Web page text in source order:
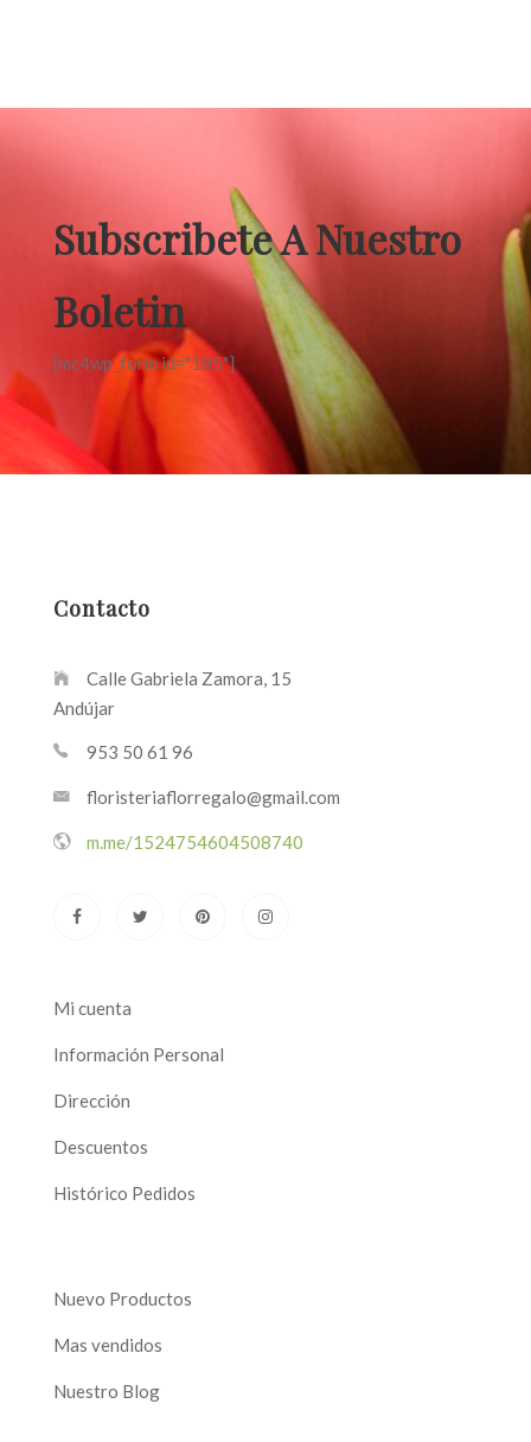
Subscribete A Nuestro
Boletin
[mc4wp_form id="185"]
Contacto
Calle Gabriela Zamora, 15
Andújar
953 50 61 96
floristeriaflorregalo@gmail.com
m.me/1524754604508740
Mi cuenta
Información Personal
Dirección
Descuentos
Histórico Pedidos
Nuevo Productos
Mas vendidos
Nuestro Blog